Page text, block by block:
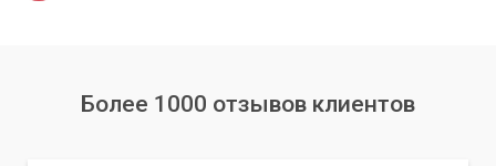
Более 1000 отзывов клиентов